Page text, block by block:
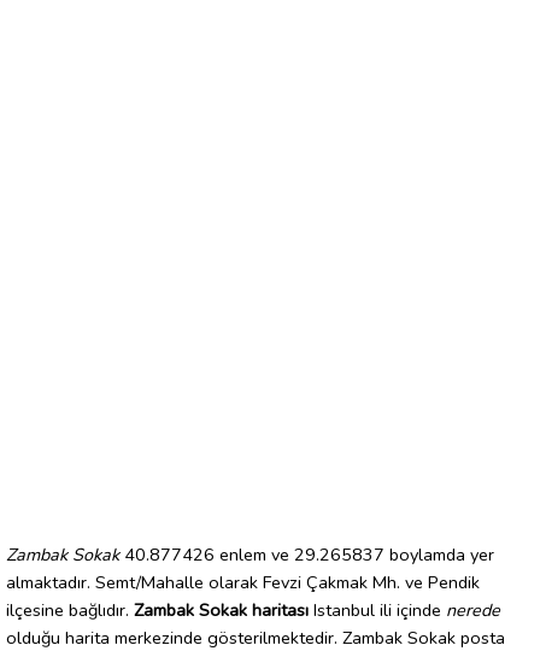
Zambak Sokak40.877426 enlem ve 29.265837 boylamda yer
almaktadır. Semt/Mahalle olarak Fevzi Çakmak Mh. ve Pendik
ilçesine bağlıdır. Zambak Sokak haritası Istanbul ili içinde nerede
olduğu harita merkezinde gösterilmektedir. Zambak Sokak posta